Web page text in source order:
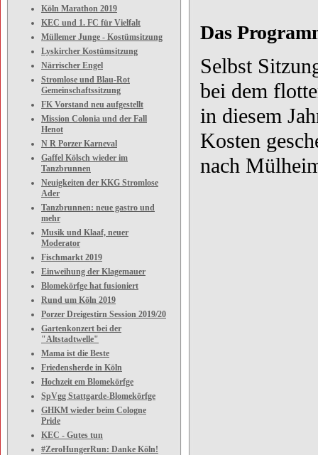
Köln Marathon 2019
KEC und 1. FC für Vielfalt
Müllemer Junge - Kostümsitzung
Lyskircher Kostümsitzung
Närrischer Engel
Stromlose und Blau-Rot
Gemeinschaftssitzung
FK Vorstand neu aufgestellt
Mission Colonia und der Fall
Henot
N R Porzer Karneval
Gaffel Kölsch wieder im
Tanzbrunnen
Neuigkeiten der KKG Stromlose
Ader
Tanzbrunnen: neue gastro und
mehr
Musik und Klaaf, neuer
Moderator
Fischmarkt 2019
Einweihung der Klagemauer
Blomekörfge hat fusioniert
Rund um Köln 2019
Porzer Dreigestirn Session 2019/20
Gartenkonzert bei der
"Altstadtwelle"
Mama ist die Beste
Friedensherde in Köln
Hochzeit em Blomekörfge
SpVgg Stattgarde-Blomekörfge
GHKM wieder beim Cologne
Pride
KEC - Gutes tun
#ZeroHungerRun: Danke Köln!
Das
Selbst
bei dem
in diesem
Kosten
nach